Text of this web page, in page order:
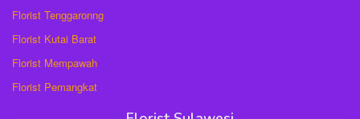
Florist Tenggaronng
Florist Kutai Barat
Florist Mempawah
Florist Pemangkat